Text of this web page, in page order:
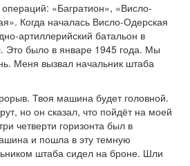
«Багратион», «Висло-
Когда началась Висло-Одерская
артиллерийский батальон в
Это было в январе 1945 года. Мы
Меня вызвал начальник штаба
Твоя машина будет головной.
но он сказал, что пойдёт на моей
четверти горизонта был в
и пошла в эту темную
штаба сидел на броне. Шли